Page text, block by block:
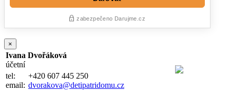
×
Ivana Dvořáková
účetní
tel:
email:
+420 607 445 250
dvorakova@detipatridomu.cz